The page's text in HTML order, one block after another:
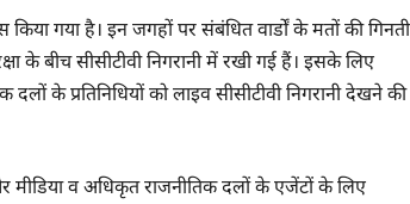
गया है। इन जगहों पर संबंधित वार्डों के मतों की गिनती
के बीच सीसीटीवी निगरानी में रखी गई हैं। इसके लिए
के प्रतिनिधियों को लाइव सीसीटीवी निगरानी देखने की
व अधिकृत राजनीतिक दलाें के एजेंटों के लिए